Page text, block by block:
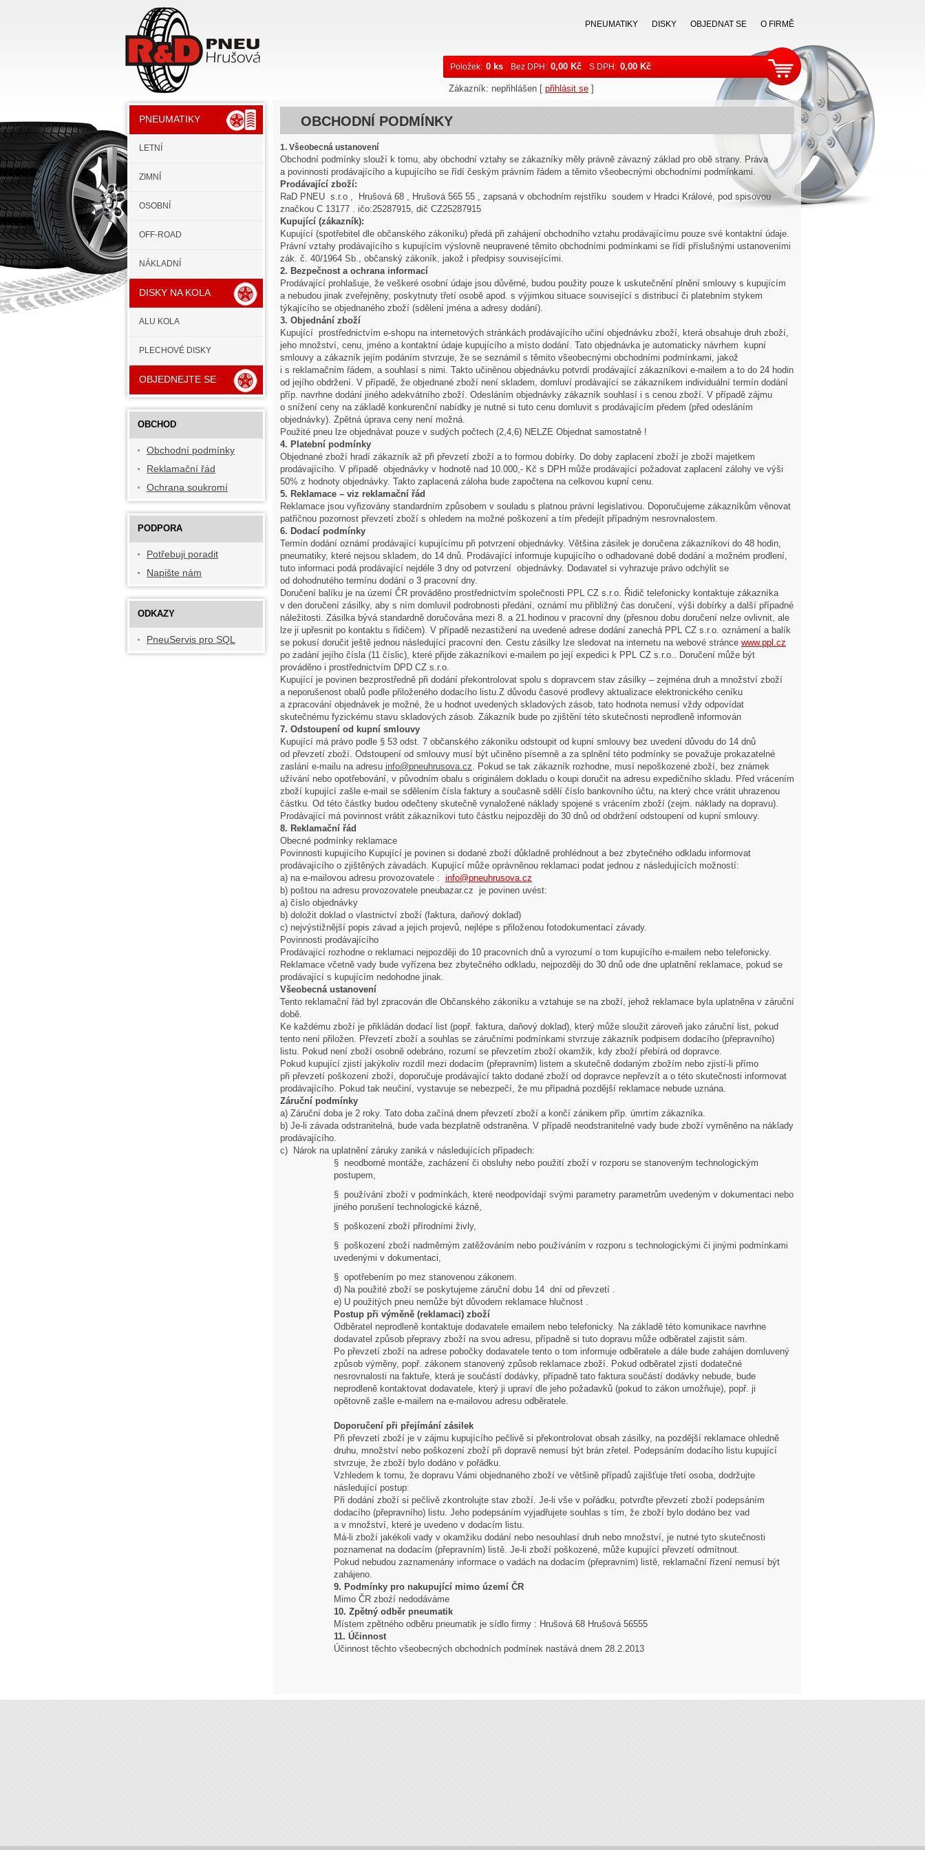
Zákazník: nepřihlášen [ přihlásit se ]
PNEUMATIKY DISKY OBJEDNAT SE O FIRMĚ
Položek: 0 ks Bez DPH: 0,00 Kč S DPH: 0,00 Kč
PNEUMATIKY
LETNÍ
ZIMNÍ
OSOBNÍ
OFF-ROAD
NÁKLADNÍ
DISKY NA KOLA
ALU KOLA
PLECHOVÉ DISKY
OBJEDNEJTE SE
OBCHOD
Obchodní podmínky
Reklamační řád
Ochrana soukromí
PODPORA
Potřebuji poradit
Napište nám
OBCHODNÍ PODMÍNKY
1. Všeobecná ustanovení
Obchodní podmínky slouží k tomu, aby obchodní vztahy se zákazníky měly právně závazný základ pro obě strany. Práva
a povinnosti prodávajícího a kupujícího se řídí českým právním řádem a těmito všeobecnými obchodními podmínkami.
Prodávající zboží:
RaD PNEU s.r.o , Hrušová 68 , Hrušová 565 55 , zapsaná v obchodním rejstříku soudem v Hradci Králové, pod spisovou
značkou C 13177 . ičo:25287915, dič CZ25287915
Kupující (zákazník):
Kupující (spotřebitel dle občanského zákoníku) předá při zahájení obchodního vztahu prodávajícímu pouze své kontaktní údaje.
Právní vztahy prodávajícího s kupujícím výslovně neupravené těmito obchodními podmínkami se řídí příslušnými ustanoveními
zák. č. 40/1964 Sb., občanský zákoník, jakož i předpisy souvisejícími.
2. Bezpečnost a ochrana informací
Prodávající prohlašuje, že veškeré osobní údaje jsou důvěrné, budou použity pouze k uskutečnění plnění smlouvy s kupujícím
a nebudou jinak zveřejněny, poskytnuty třetí osobě apod. s výjimkou situace související s distribucí či platebním stykem
týkajícího se objednaného zboží (sdělení jména a adresy dodání).
3. Objednání zboží
Kupující prostřednictvím e-shopu na internetových stránkách prodávajícího učiní objednávku zboží, která obsahuje druh zboží,
jeho množství, cenu, jméno a kontaktní údaje kupujícího a místo dodání. Tato objednávka je automaticky návrhem kupní
smlouvy a zákazník jejím podáním stvrzuje, že se seznámil s těmito všeobecnými obchodními podmínkami, jakož
i s reklamačním řádem, a souhlasí s nimi. Takto učiněnou objednávku potvrdí prodávající zákazníkovi e-mailem a to do 24 hodin
od jejího obdržení. V případě, že objednané zboží není skladem, domluví prodávající se zákazníkem individuální termín dodání
příp. navrhne dodání jiného adekvátního zboží. Odesláním objednávky zákazník souhlasí i s cenou zboží. V případě zájmu
o snížení ceny na základě konkurenční nabídky je nutné si tuto cenu domluvit s prodávajícím předem (před odesláním
objednávky). Zpětná úprava ceny není možná.
Použité pneu lze objednávat pouze v sudých počtech (2,4,6) NELZE Objednat samostatně !
4. Platební podmínky
Objednané zboží hradí zákazník až při převzetí zboží a to formou dobírky. Do doby zaplacení zboží je zboží majetkem
prodávajícího. V případě objednávky v hodnotě nad 10.000,- Kč s DPH může prodávající požadovat zaplacení zálohy ve výši
50% z hodnoty objednávky. Takto zaplacená záloha bude započtena na celkovou kupní cenu.
5. Reklamace – viz reklamační řád
Reklamace jsou vyřizovány standardním způsobem v souladu s platnou právní legislativou. Doporučujeme zákazníkům věnovat
patřičnou pozornost převzetí zboží s ohledem na možné poškození a tím předejít případným nesrovnalostem.
6. Dodací podmínky
Termín dodání oznámí prodávající kupujícímu při potvrzení objednávky. Většina zásilek je doručena zákazníkovi do 48 hodin,
pneumatiky, které nejsou skladem, do 14 dnů. Prodávající informuje kupujícího o odhadované době dodání a možném prodlení,
tuto informaci podá prodávající nejdéle 3 dny od potvrzení objednávky. Dodavatel si vyhrazuje právo odchýlit se
od dohodnutého termínu dodání o 3 pracovní dny.
Doručení balíku je na území ČR prováděno prostřednictvím společnosti PPL CZ s.r.o. Řidič telefonicky kontaktuje zákazníka
v den doručení zásilky, aby s ním domluvil podrobnosti předání, oznámí mu přibližný čas doručení, výši dobírky a další případné
náležitosti. Zásilka bývá standardně doručována mezi 8. a 21.hodinou v pracovní dny (přesnou dobu doručení nelze ovlivnit, ale
lze ji upřesnit po kontaktu s řidičem). V případě nezastižení na uvedené adrese dodání zanechá PPL CZ s.r.o. oznámení a balík
se pokusí doručit ještě jednou následující pracovní den. Cestu zásilky lze sledovat na internetu na webové stránce www.ppl.cz
po zadání jejího čísla (11 číslic), které přijde zákazníkovi e-mailem po její expedici k PPL CZ s.r.o.. Doručení může být
prováděno i prostřednictvím DPD CZ s.r.o.
Kupující je povinen bezprostředně při dodání překontrolovat spolu s dopravcem stav zásilky – zejména druh a množství zboží
a neporušenost obalů podle přiloženého dodacího listu.Z důvodu časové prodlevy aktualizace elektronického ceníku
a zpracování objednávek je možné, že u hodnot uvedených skladových zásob, tato hodnota nemusí vždy odpovídat
skutečnému fyzickému stavu skladových zásob. Zákazník bude po zjištění této skutečnosti neprodleně informován
7. Odstoupení od kupní smlouvy
Kupující má právo podle § 53 odst. 7 občanského zákoníku odstoupit od kupní smlouvy bez uvedení důvodu do 14 dnů
od převzetí zboží. Odstoupení od smlouvy musí být učiněno písemně a za splnění této podmínky se považuje prokazatelné
zaslání e-mailu na adresu info@pneuhrusova.cz. Pokud se tak zákazník rozhodne, musí nepoškozené zboží, bez známek
užívání nebo opotřebování, v původním obalu s originálem dokladu o koupi doručit na adresu expedičního skladu. Před vrácením
zboží kupující zašle e-mail se sdělením čísla faktury a současně sdělí číslo bankovního účtu, na který chce vrátit uhrazenou
částku. Od této částky budou odečteny skutečně vynaložené náklady spojené s vrácením zboží (zejm. náklady na dopravu).
Prodávající má povinnost vrátit zákazníkovi tuto částku nejpozději do 30 dnů od obdržení odstoupení od kupní smlouvy.
8. Reklamační řád
Obecné podmínky reklamace
Povinnosti kupujícího Kupující je povinen si dodané zboží důkladně prohlédnout a bez zbytečného odkladu informovat
prodávajícího o zjištěných závadách. Kupující může oprávněnou reklamaci podat jednou z následujících možností:
a) na e-mailovou adresu provozovatele : info@pneuhrusova.cz
b) poštou na adresu provozovatele pneubazar.cz je povinen uvést:
a) číslo objednávky
b) doložit doklad o vlastnictví zboží (faktura, daňový doklad)
c) nejvýstižnější popis závad a jejich projevů, nejlépe s přiloženou fotodokumentací závady.
Povinnosti prodávajícího
Prodávající rozhodne o reklamaci nejpozději do 10 pracovních dnů a vyrozumí o tom kupujícího e-mailem nebo telefonicky.
Reklamace včetně vady bude vyřízena bez zbytečného odkladu, nejpozději do 30 dnů ode dne uplatnění reklamace, pokud se
prodávající s kupujícím nedohodne jinak.
Všeobecná ustanovení
Tento reklamační řád byl zpracován dle Občanského zákoníku a vztahuje se na zboží, jehož reklamace byla uplatněna v záruční
době.
Ke každému zboží je přikládán dodací list (popř. faktura, daňový doklad), který může sloužit zároveň jako záruční list, pokud
tento není přiložen. Převzetí zboží a souhlas se záručními podmínkami stvrzuje zákazník podpisem dodacího (přepravního)
listu. Pokud není zboží osobně odebráno, rozumí se převzetím zboží okamžik, kdy zboží přebírá od dopravce.
Pokud kupující zjistí jakýkoliv rozdíl mezi dodacím (přepravním) listem a skutečně dodaným zbožím nebo zjistí-li přímo
při převzetí poškození zboží, doporučuje prodávající takto dodané zboží od dopravce nepřevzít a o této skutečnosti informovat
prodávajícího. Pokud tak neučiní, vystavuje se nebezpečí, že mu případná pozdější reklamace nebude uznána.
Záruční podmínky
a) Záruční doba je 2 roky. Tato doba začíná dnem převzetí zboží a končí zánikem příp. úmrtím zákazníka.
b) Je-li závada odstranitelná, bude vada bezplatně odstraněna. V případě neodstranitelné vady bude zboží vyměněno na náklady
prodávajícího.
c) Nárok na uplatnění záruky zaniká v následujících případech:
§ neodborné montáže, zacházení či obsluhy nebo použití zboží v rozporu se stanoveným technologickým
postupem,
§ používání zboží v podmínkách, které neodpovídají svými parametry parametrům uvedeným v dokumentaci nebo
jiného porušení technologické kázně,
§ poškození zboží přírodními živly,
§ poškození zboží nadměrným zatěžováním nebo používáním v rozporu s technologickými či jinými podmínkami
uvedenými v dokumentaci,
§ opotřebením po mez stanovenou zákonem.
d) Na použité zboží se poskytujeme záruční dobu 14 dní od převzetí .
e) U použitých pneu nemůže být důvodem reklamace hlučnost .
Postup při výměně (reklamaci) zboží
Odběratel neprodleně kontaktuje dodavatele emailem nebo telefonicky. Na základě této komunikace navrhne
dodavatel způsob přepravy zboží na svou adresu, případně si tuto dopravu může odběratel zajistit sám.
Po převzetí zboží na adrese pobočky dodavatele tento o tom informuje odběratele a dále bude zahájen domluvený
způsob výměny, popř. zákonem stanovený způsob reklamace zboží. Pokud odběratel zjistí dodatečné
nesrovnalosti na faktuře, která je součástí dodávky, případně tato faktura součástí dodávky nebude, bude
neprodleně kontaktovat dodavatele, který ji upraví dle jeho požadavků (pokud to zákon umožňuje), popř. ji
opětovně zašle e-mailem na e-mailovou adresu odběratele.
Doporučení při přejímání zásilek
Při převzetí zboží je v zájmu kupujícího pečlivě si překontrolovat obsah zásilky, na pozdější reklamace ohledně
druhu, množství nebo poškození zboží při dopravě nemusí být brán zřetel. Podepsáním dodacího listu kupující
stvrzuje, že zboží bylo dodáno v pořádku.
Vzhledem k tomu, že dopravu Vámi objednaného zboží ve většině případů zajišťuje třetí osoba, dodržujte
následující postup:
Při dodání zboží si pečlivě zkontrolujte stav zboží. Je-li vše v pořádku, potvrďte převzetí zboží podepsáním
dodacího (přepravního) listu. Jeho podepsáním vyjadřujete souhlas s tím, že zboží bylo dodáno bez vad
a v množství, které je uvedeno v dodacím listu.
Má-li zboží jakékoli vady v okamžiku dodání nebo nesouhlasí druh nebo množství, je nutné tyto skutečnosti
poznamenat na dodacím (přepravním) listě. Je-li zboží poškozené, může kupující převzetí odmítnout.
Pokud nebudou zaznamenány informace o vadách na dodacím (přepravním) listě, reklamační řízení nemusí být
zahájeno.
9. Podmínky pro nakupující mimo území ČR
Mimo ČR zboźí nedodáváme
10. Zpětný odběr pneumatik
Místem zpětného odběru pneumatik je sídlo firmy : Hrušová 68 Hrušová 56555
11. Účinnost
Účinnost těchto všeobecných obchodních podmínek nastává dnem 28.2.2013
ODKAZY
PneuServis pro SQL